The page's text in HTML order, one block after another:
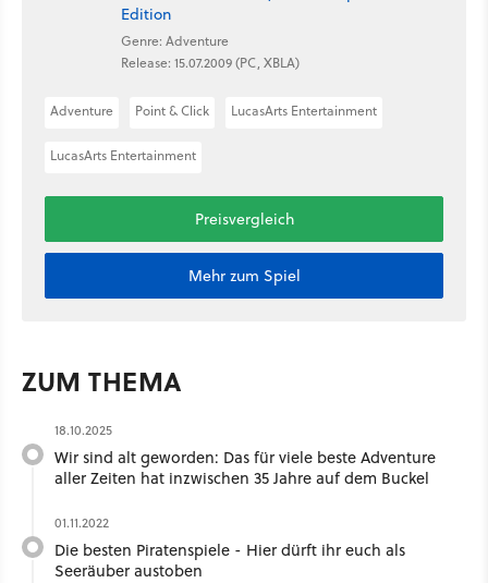
Edition
Genre: Adventure
Release: 15.07.2009 (PC, XBLA)
Adventure Point & Click LucasArts Entertainment
LucasArts Entertainment
Preisvergleich
Mehr zum Spiel
ZUM THEMA
18.10.2025
Wir sind alt geworden: Das für viele beste Adventure
aller Zeiten hat inzwischen 35 Jahre auf dem Buckel
01.11.2022
Die besten Piratenspiele - Hier dürft ihr euch als
Seeräuber austoben